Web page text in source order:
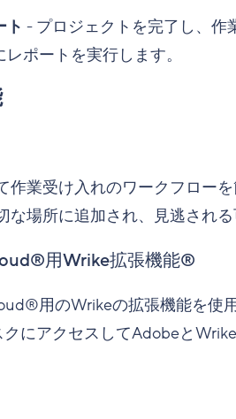
ト - プロジェクトを完了し、作
ポートを実行します。
作業受け入れのワークフロー
な場所に追加され、見逃される
用Wrike拡張機能®
用のWrikeの拡張機能を使
にアクセスしてAdobeと